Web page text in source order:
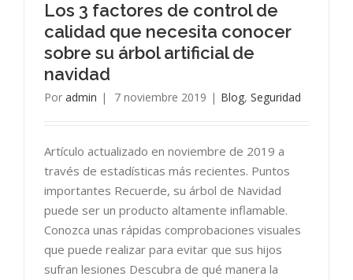
Los 3 factores de control de
calidad que necesita conocer
sobre su árbol artificial de
navidad
Por admin | 7 noviembre 2019 | Blog, Seguridad
Artículo actualizado en noviembre de 2019 a
través de estadísticas más recientes. Puntos
importantes Recuerde, su árbol de Navidad
puede ser un producto altamente inflamable.
Conozca unas rápidas comprobaciones visuales
que puede realizar para evitar que sus hijos
sufran lesiones Descubra de qué manera la